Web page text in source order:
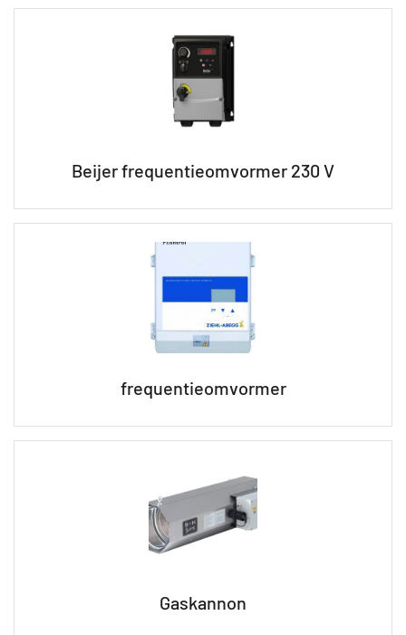
Beijer frequentieomvormer 230 V
frequentieomvormer
Gaskannon